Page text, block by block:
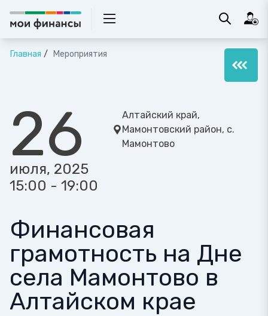
Главная Мероприятия
26
июля, 2025
15:00 - 19:00
Алтайский край,
Мамонтовский район, с.
Мамонтово
Финансовая
грамотность на Дне
села Мамонтово в
Алтайском крае